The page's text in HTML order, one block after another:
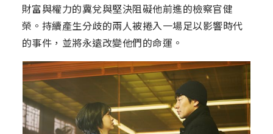
財富與權力的冀兌與堅決阻礙他前進的檢察官健
榮。持續產生分歧的兩人被捲入一場足以影響時代
的事件，並將永遠改變他們的命運。